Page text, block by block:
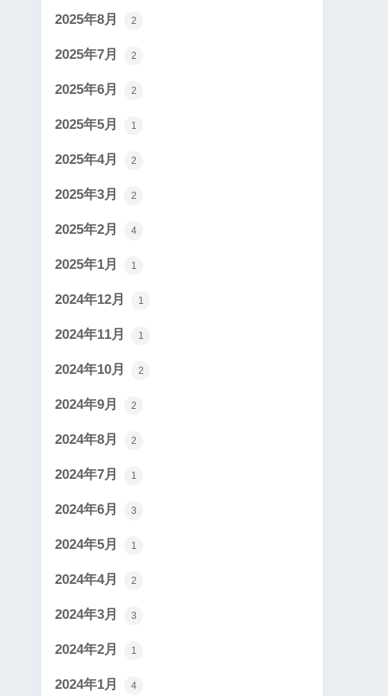
2025年8月 2
2025年7月 2
2025年6月 2
2025年5月 1
2025年4月 2
2025年3月 2
2025年2月 4
2025年1月 1
2024年12月 1
2024年11月 1
2024年10月 2
2024年9月 2
2024年8月 2
2024年7月 1
2024年6月 3
2024年5月 1
2024年4月 2
2024年3月 3
2024年2月 1
2024年1月 4